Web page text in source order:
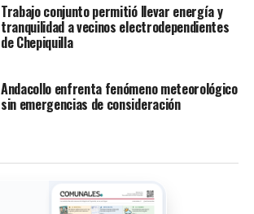
Trabajo conjunto permitió llevar energía y
tranquilidad a vecinos electrodependientes
de Chepiquilla
Andacollo enfrenta fenómeno meteorológico
sin emergencias de consideración